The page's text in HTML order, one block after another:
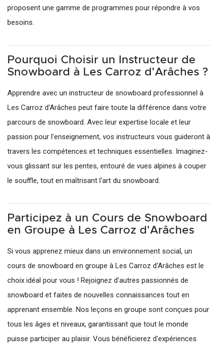
proposent une gamme de programmes pour répondre à vos
besoins.
Pourquoi Choisir un Instructeur de
Snowboard à Les Carroz d'Arâches ?
Apprendre avec un instructeur de snowboard professionnel à
Les Carroz d'Arâches peut faire toute la différence dans votre
parcours de snowboard. Avec leur expertise locale et leur
passion pour l'enseignement, vos instructeurs vous guideront à
travers les compétences et techniques essentielles. Imaginez-
vous glissant sur les pentes, entouré de vues alpines à couper
le souffle, tout en maîtrisant l'art du snowboard.
Participez à un Cours de Snowboard
en Groupe à Les Carroz d'Arâches
Si vous apprenez mieux dans un environnement social, un
cours de snowboard en groupe à Les Carroz d'Arâches est le
choix idéal pour vous ! Rejoignez d'autres passionnés de
snowboard et faites de nouvelles connaissances tout en
apprenant ensemble. Nos leçons en groupe sont conçues pour
tous les âges et niveaux, garantissant que tout le monde
puisse participer au plaisir. Vous bénéficierez d'expériences